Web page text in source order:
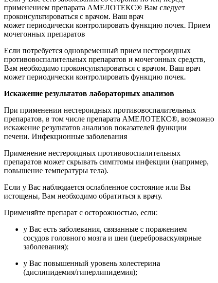
применением препарата АМЕЛОТЕКС® Вам следует
проконсультироваться с врачом. Ваш врач
может периодически контролировать функцию почек. Прием
мочегонных препаратов
Если потребуется одновременный прием нестероидных
противовоспалительных препаратов и мочегонных средств,
Вам необходимо проконсультироваться с врачом. Ваш врач
может периодически контролировать функцию почек.
Искажение результатов лабораторных анализов
При применении нестероидных противовоспалительных
препаратов, в том числе препарата АМЕЛОТЕКС®, возможно
искажение результатов анализов показателей функции
печени. Инфекционные заболевания
Применение нестероидных противовоспалительных
препаратов может скрывать симптомы инфекции (например,
повышение температуры тела).
Если у Вас наблюдается ослабленное состояние или Вы
истощены, Вам необходимо обратиться к врачу.
Применяйте препарат с осторожностью, если:
у Вас есть заболевания, связанные с поражением
сосудов головного мозга и шеи (цереброваскулярные
заболевания);
у Вас повышенный уровень холестерина
(дислипидемия/гиперлипидемия);